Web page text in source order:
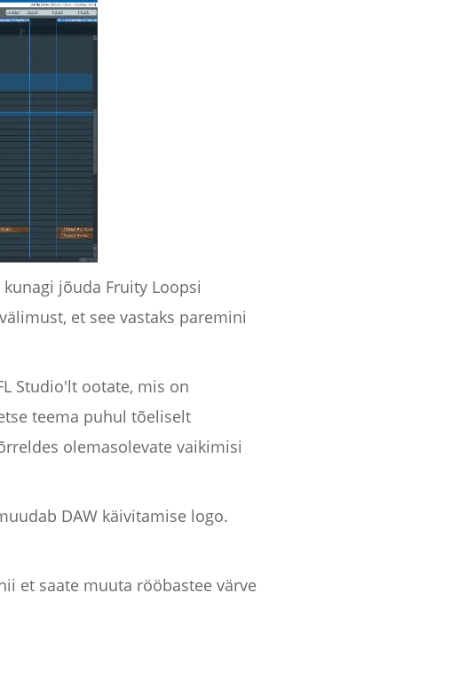
jõuda Fruity Loopsi
et see vastaks paremini
Studio'lt ootate, mis on
teema puhul tõeliselt
olemasolevate vaikimisi
DAW käivitamise logo.
et saate muuta rööbastee värve